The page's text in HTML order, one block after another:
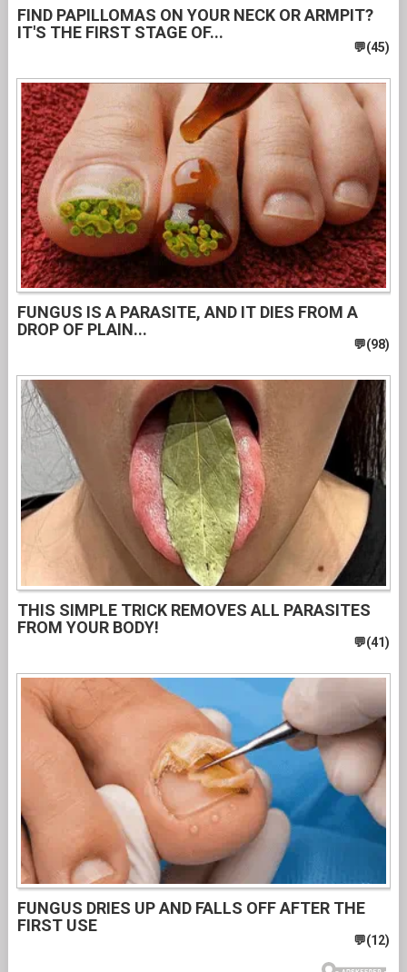
FIND PAPILLOMAS ON YOUR NECK OR ARMPIT?
IT'S THE FIRST STAGE OF...
FUNGUS IS A PARASITE, AND IT DIES FROM A
DROP OF PLAIN...
THIS SIMPLE TRICK REMOVES ALL PARASITES
FROM YOUR BODY!
FUNGUS DRIES UP AND FALLS OFF AFTER THE
FIRST USE